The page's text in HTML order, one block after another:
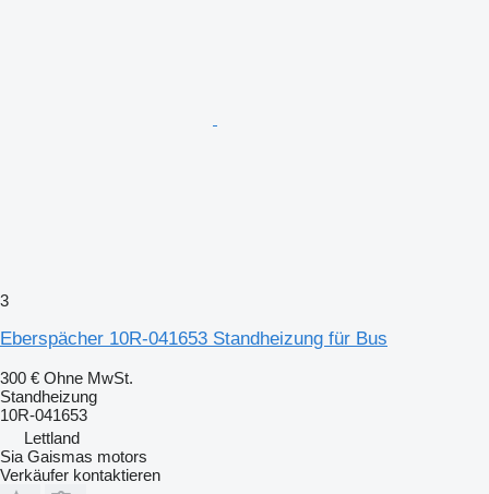
3
Eberspächer 10R-041653 Standheizung für Bus
300 € Ohne MwSt.
Standheizung
10R-041653
Lettland
Sia Gaismas motors
Verkäufer kontaktieren